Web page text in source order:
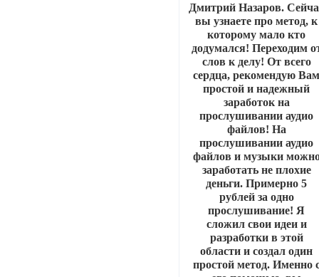
Дмитрий Назаров.
вы узнаете про метод, к
которому мало кто
додумался! Переходим
слов к делу! От всего
сердца, рекомендую
простой и надежный
заработок на
прослушивании аудио
файлов! На
прослушивании аудио
файлов и музыки
заработать не плохие
деньги. Примерно 5
рублей за одно
прослушивание! Я
сложил свои идеи и
разработки в этой
области и создал один
простой метод. Именно